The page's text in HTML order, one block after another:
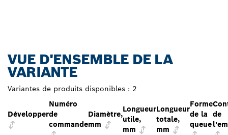
VUE D'ENSEMBLE DE LA
VARIANTE
Variantes de produits disponibles : 2
Développer
Numéro
de
commande
Diamètre,
mm
Longueur
utile,
mm
Longueur
totale,
mm
Forme
de la
queue
de